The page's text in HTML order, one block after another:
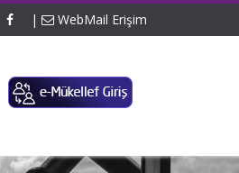
| WebMail Erişim